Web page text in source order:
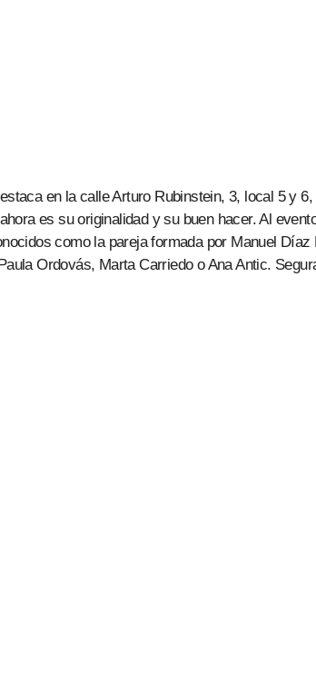
en la calle Arturo Rubinstein, 3, local 5 y
es su originalidad y su buen hacer. Al
como la pareja formada por Manuel
Ordovás, Marta Carriedo o Ana Antic.